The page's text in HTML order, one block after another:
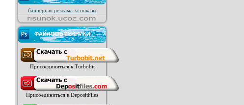
баннерная реклама за показы
ФАЙЛООБМЕННИКИ
Присоединиться к Turbobit
Присоединиться к DepositFiles